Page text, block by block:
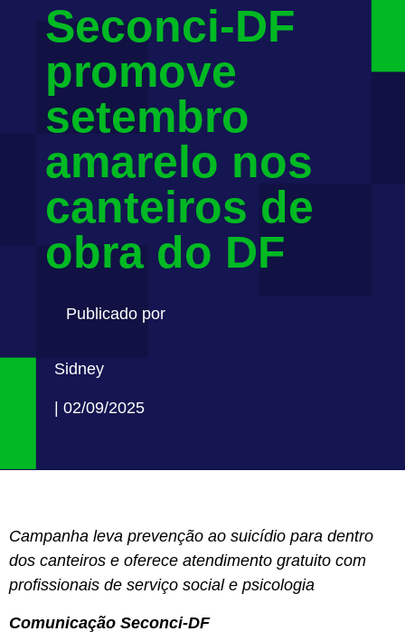
Seconci-DF
promove
setembro
amarelo nos
canteiros de
obra do DF
Publicado por
Sidney
| 02/09/2025
Campanha leva prevenção ao suicídio para dentro
dos canteiros e oferece atendimento gratuito com
profissionais de serviço social e psicologia
Comunicação Seconci-DF